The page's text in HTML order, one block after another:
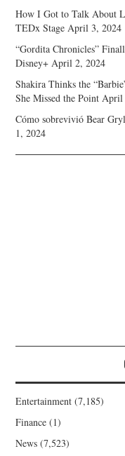
How I Got to Talk About
TEDx Stage April 3, 2024
“Gordita Chronicles”
Disney+ April 2, 2024
Shakira Thinks the
She Missed the Point April
Cómo sobrevivió Bear
1, 2024
Entertainment (7,185)
Finance (1)
News (7,523)